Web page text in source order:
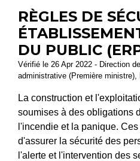
RÈGLES DE
DU PUBLIC
Vérifié le 26 Apr 2022 - Direction
administrative (Première
La construction et
soumises à des obligations
l'incendie et la panique.
d'assurer la sécurité des
l'alerte et l'intervention des